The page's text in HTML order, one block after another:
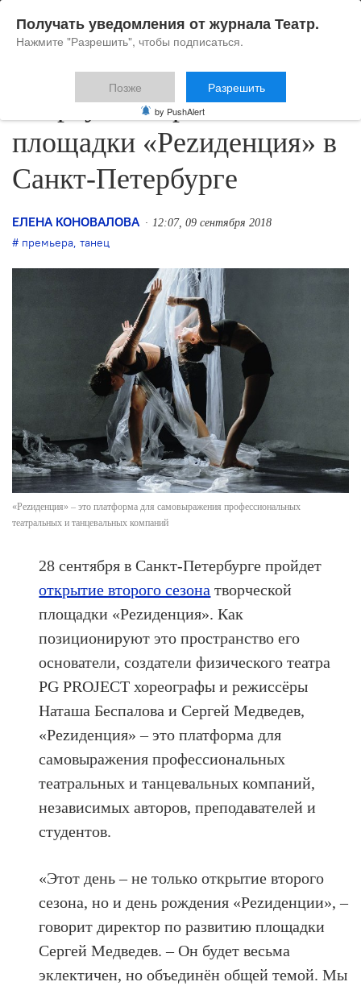
Стартует второй сезон
площадки «Реzиденция» в
Санкт-Петербурге
ЕЛЕНА КОНОВАЛОВА 12:07, 09 сентября 2018
премьера, танец
«Реzиденция» – это платформа для самовыражения профессиональных
театральных и танцевальных компаний
28 сентября в Санкт-Петербурге пройдет
открытие второго сезона творческой
площадки «Реzиденция». Как
позиционируют это пространство его
основатели, создатели физического театра
PG PROJECT хореографы и режиссёры
Наташа Беспалова и Сергей Медведев,
«Реzиденция» – это платформа для
самовыражения профессиональных
театральных и танцевальных компаний,
независимых авторов, преподавателей и
студентов.
«Этот день – не только открытие второго
сезона, но и день рождения «Реzиденции», –
говорит директор по развитию площадки
Сергей Медведев. – Он будет весьма
эклектичен, но объединён общей темой. Мы
Получать уведомления от журнала Театр.
Нажмите "Разрешить", чтобы подписаться.
Позже Разрешить
by PushAlert